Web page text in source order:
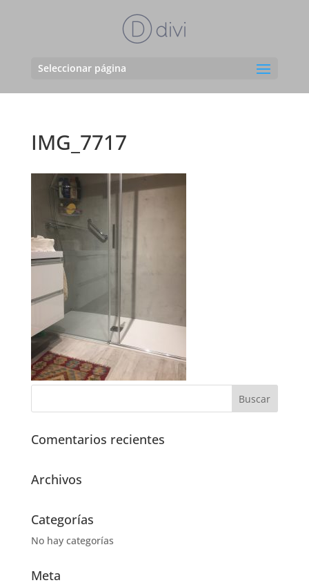
Seleccionar página
IMG_7717
Comentarios recientes
Archivos
Categorías
No hay categorías
Meta